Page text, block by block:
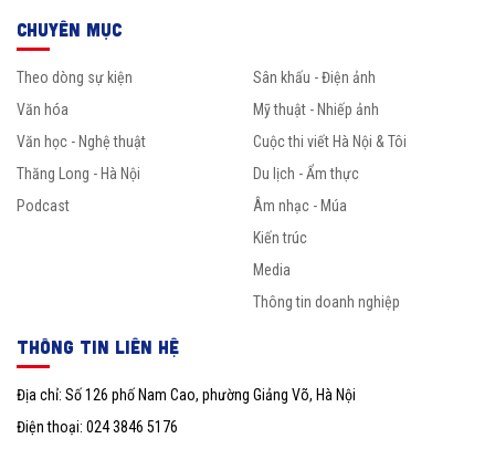
CHUYÊN MỤC
Theo dòng sự kiện
Văn hóa
Văn học - Nghệ thuật
Thăng Long - Hà Nội
Podcast
Sân khấu - Điện ảnh
Mỹ thuật - Nhiếp ảnh
Cuộc thi viết Hà Nội & Tôi
Du lịch - Ẩm thực
Âm nhạc - Múa
Kiến trúc
Media
Thông tin doanh nghiệp
THÔNG TIN LIÊN HỆ
Địa chỉ: Số 126 phố Nam Cao, phường Giảng Võ, Hà Nội
Điện thoại: 024 3846 5176